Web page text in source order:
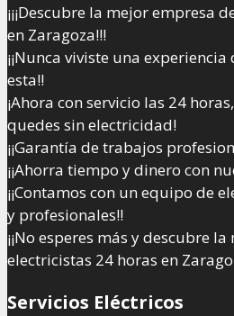
¡¡¡Descubre la mejor empresa
en Zaragoza!!!
¡¡Nunca viviste una
esta!!
¡Ahora con servicio las 24
quedes sin electricidad!
¡¡Garantía de trabajos
¡¡Ahorra tiempo y dinero con
¡¡Contamos con un equipo de
y profesionales!!
¡¡No esperes más y descubre
electricistas 24 horas en
Servicios Eléctricos